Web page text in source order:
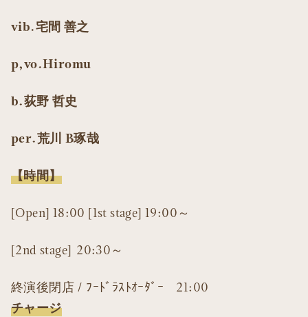
vib.宅間 善之
p,vo.Hiromu
b.荻野 哲史
per.荒川 B琢哉
【時間】
[Open] 18:00 [1st stage] 19:00～
[2nd stage] 20:30～
終演後閉店 / ﾌｰﾄﾞﾗｽﾄｵｰﾀﾞｰ 21:00
チャージ